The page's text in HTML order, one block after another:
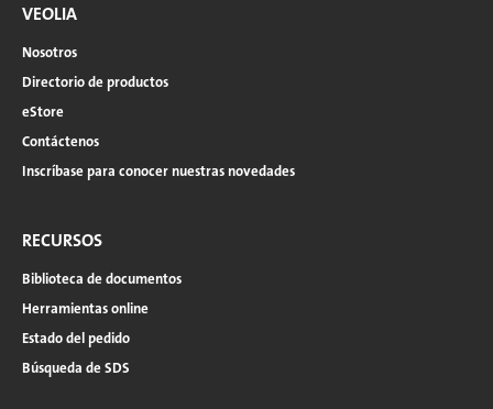
VEOLIA
Nosotros
Directorio de productos
eStore
Contáctenos
Inscríbase para conocer nuestras novedades
RECURSOS
Biblioteca de documentos
Herramientas online
Estado del pedido
Búsqueda de SDS